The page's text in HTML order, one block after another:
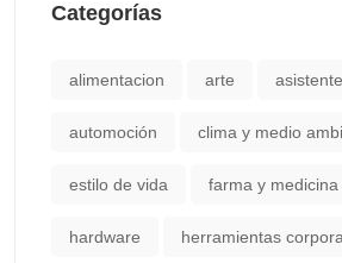
Categorías
alimentacion arte
automoción clima y medio
estilo de vida farma y medicina
hardware herramientas